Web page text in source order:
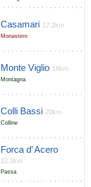
Casamari 17.2km
Monastero
Monte Viglio 18km
Montagna
Colli Bassi 20km
Colline
Forca d’ Acero
22.3km
Passa